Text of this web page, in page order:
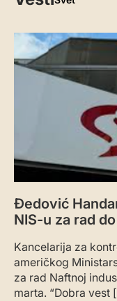
Đedović
NIS-u za rad
Kancelarija za
američkog
za rad Naftnoj
marta. “Dobra vest